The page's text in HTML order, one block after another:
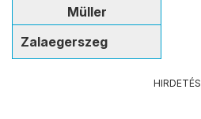
Müller
Zalaegerszeg
HIRDETÉS